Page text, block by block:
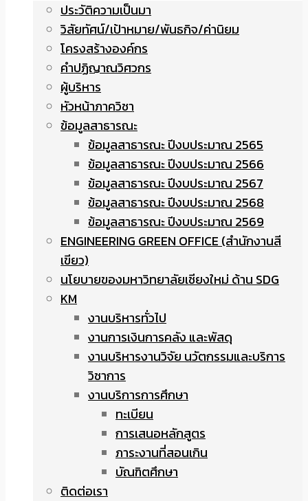
ประวัติความเป็นมา
วิสัยทัศน์/เป้าหมาย/พันธกิจ/ค่านิยม
โครงสร้างองค์กร
คำปฏิญาณวิศวกร
ผู้บริหาร
หัวหน้าภาควิชา
ข้อมูลสาธารณะ
ข้อมูลสาธารณะ ปีงบประมาณ 2565
ข้อมูลสาธารณะ ปีงบประมาณ 2566
ข้อมูลสาธารณะ ปีงบประมาณ 2567
ข้อมูลสาธารณะ ปีงบประมาณ 2568
ข้อมูลสาธารณะ ปีงบประมาณ 2569
ENGINEERING GREEN OFFICE (สำนักงานสี
เขียว)
นโยบายของมหาวิทยาลัยเชียงใหม่ ด้าน SDG
KM
งานบริหารทั่วไป
งานการเงินการคลัง และพัสดุ
งานบริหารงานวิจัย นวัตกรรมและบริการ
วิชาการ
งานบริการการศึกษา
ทะเบียน
การเสนอหลักสูตร
ภาระงานที่สอนเกิน
บัณฑิตศึกษา
ติดต่อเรา